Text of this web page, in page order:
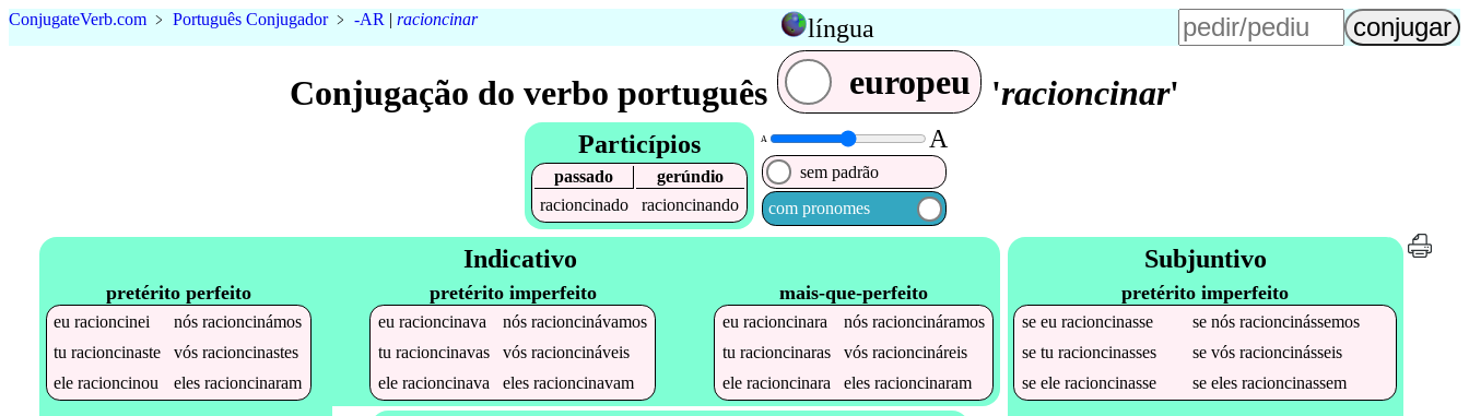
ConjugateVerb.com ﹥ Português Conjugador﹥ -AR | racioncinar língua
Conjugação do verbo português europeu 'racioncinar'
Particípios
passado
gerúndio
racioncinado
racioncinando
A A
sem padrão
com pronomes
Indicativo
pretérito perfeito
euracioncinei nósracioncinámos
turacioncinaste vósracioncinastes
eleracioncinou elesracioncinaram
pretérito imperfeito
eu racioncinava nós racioncinávamos
tu racioncinavas vós racioncináveis
ele racioncinava eles racioncinavam
mais-que-perfeito
euracioncinara nósracioncináramos
turacioncinaras vósracioncináreis
eleracioncinara elesracioncinaram
Subjuntivo
pretérito imperfeito
seeuracioncinasse senósracioncinássemos
seturacioncinasses sevósracioncinásseis
seeleracioncinasse seelesracioncinassem